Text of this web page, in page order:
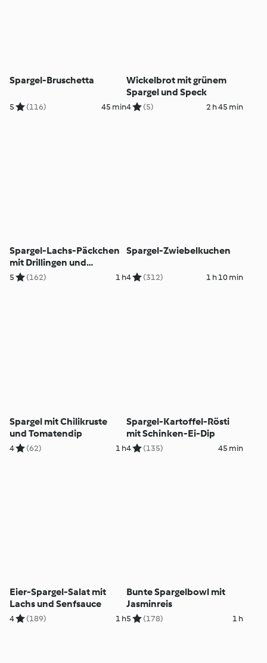
Spargel-Bruschetta
5 (116) 45 min
Wickelbrot mit grünem
Spargel und Speck
4 (5) 2 h 45 min
Spargel-Lachs-Päckchen
mit Drillingen und
Kerbelsauce
5 (162) 1 h
Spargel-Zwiebelkuchen
4 (312) 1 h 10 min
Spargel mit Chilikruste
und Tomatendip
4 (62) 1 h
Spargel-Kartoffel-Rösti
mit Schinken-Ei-Dip
4 (135) 45 min
Eier-Spargel-Salat mit
Lachs und Senfsauce
4 (189) 1 h
Bunte Spargelbowl mit
Jasminreis
5 (178) 1 h